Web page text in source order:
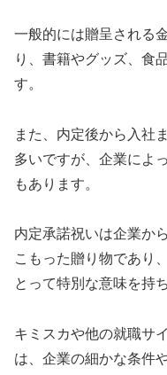
一般的には贈呈される
り、書籍やグッズ、食
す。
また、内定後から入社
多いですが、企業によ
もあります。
内定承諾祝いは企業か
こもった贈り物であり
とって特別な意味を持
キミスカや他の就職サ
は、企業の細かな条件